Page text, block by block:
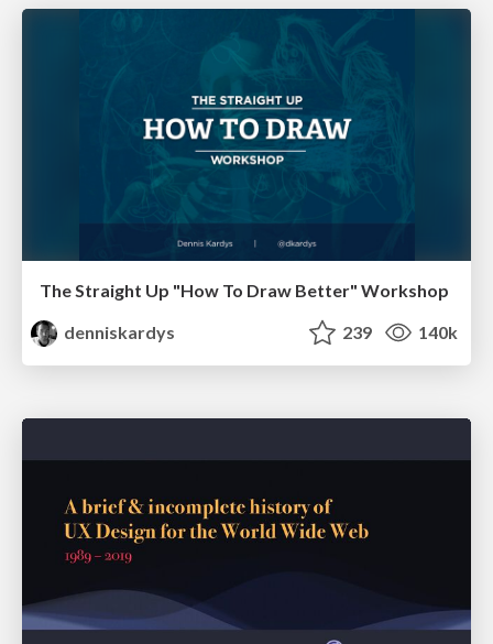
The Straight Up "How To Draw Better" Workshop
denniskardys
239 140k